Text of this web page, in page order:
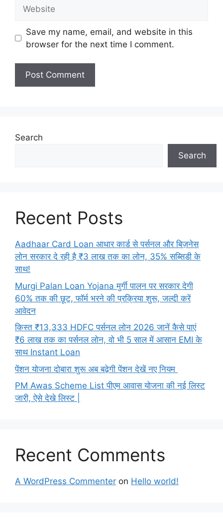
Save my name, email, and website in this
browser for the next time I comment.
Search
Search
Recent Posts
Aadhaar Card Loan आधार कार्ड से पर्सनल और बिज़नेस
लोन सरकार दे रही है ₹3 लाख तक का लोन, 35% सब्सिडी के
साथ!
Murgi Palan Loan Yojana मुर्गी पालन पर सरकार देगी
60% तक की छूट, फॉर्म भरने की प्रक्रिया शुरू, जल्दी करें
आवेदन
किस्त ₹13,333 HDFC पर्सनल लोन 2026 जानें कैसे पाएं
₹6 लाख तक का पर्सनल लोन, वो भी 5 साल में आसान EMI के
साथ Instant Loan
पेंशन योजना दोबारा शुरू अब बढ़ेगी पेंशन देखें नए नियम
PM Awas Scheme List पीएम आवास योजना की नई लिस्ट
जारी, ऐसे देखे लिस्ट |
Recent Comments
A WordPress Commenter on Hello world!